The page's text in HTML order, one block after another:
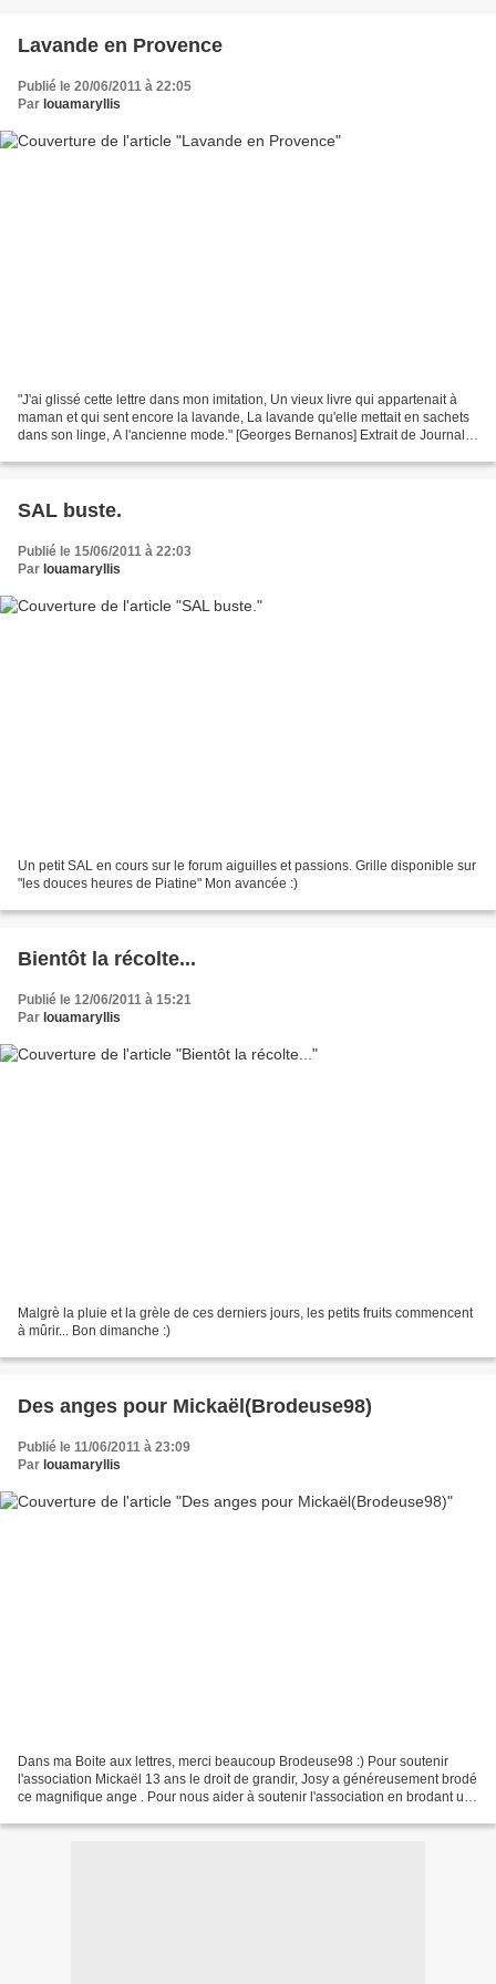
Lavande en Provence
Publié le 20/06/2011 à 22:05
Par louamaryllis
"J'ai glissé cette lettre dans mon imitation, Un vieux livre qui appartenait à
maman et qui sent encore la lavande, La lavande qu'elle mettait en sachets
dans son linge, A l'ancienne mode." [Georges Bernanos] Extrait de Journal
SAL buste.
Publié le 15/06/2011 à 22:03
Par louamaryllis
Un petit SAL en cours sur le forum aiguilles et passions. Grille disponible sur
"les douces heures de Piatine" Mon avancée :)
Bientôt la récolte...
Publié le 12/06/2011 à 15:21
Par louamaryllis
Malgrè la pluie et la grèle de ces derniers jours, les petits fruits commencent
à mûrir... Bon dimanche :)
Des anges pour Mickaël(Brodeuse98)
Publié le 11/06/2011 à 23:09
Par louamaryllis
Dans ma Boite aux lettres, merci beaucoup Brodeuse98 :) Pour soutenir
l'association Mickaël 13 ans le droit de grandir, Josy a généreusement brodé
ce magnifique ange . Pour nous aider à soutenir l'association en brodant un